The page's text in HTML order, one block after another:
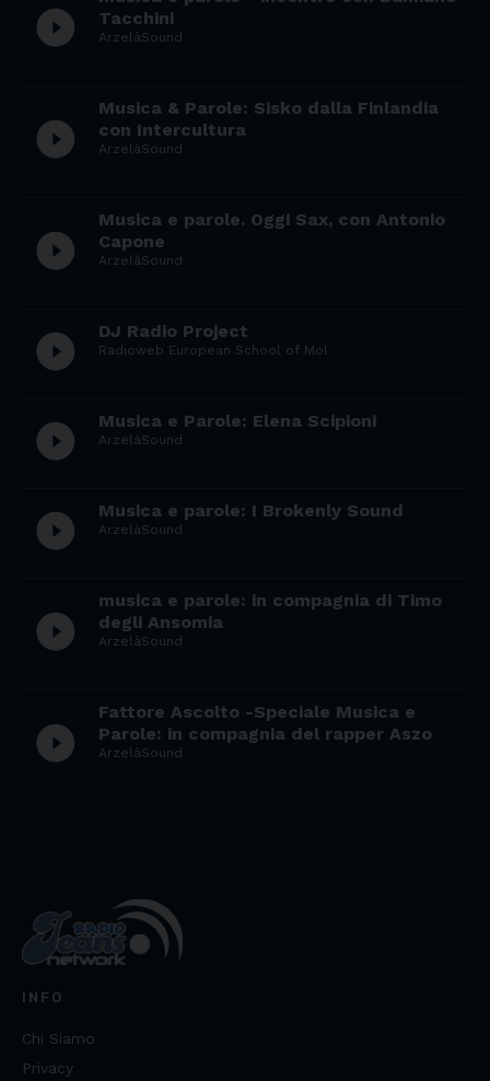
play_circle_filled
Tacchini
ArzelàSound
play_circle_filled
Musica & Parole: Sisko dalla Finlandia
con Intercultura
ArzelàSound
play_circle_filled
Musica e parole. Oggi Sax, con Antonio
Capone
ArzelàSound
play_circle_filled DJ Radio Project
Radioweb European School of Mol
play_circle_filled Musica e Parole: Elena Scipioni
ArzelàSound
play_circle_filled Musica e parole: I Brokenly Sound
ArzelàSound
play_circle_filled
musica e parole: in compagnia di Timo
degli Ansomia
ArzelàSound
play_circle_filled
Fattore Ascolto -Speciale Musica e
Parole: in compagnia del rapper Aszo
ArzelàSound
INFO
Chi Siamo
Privacy